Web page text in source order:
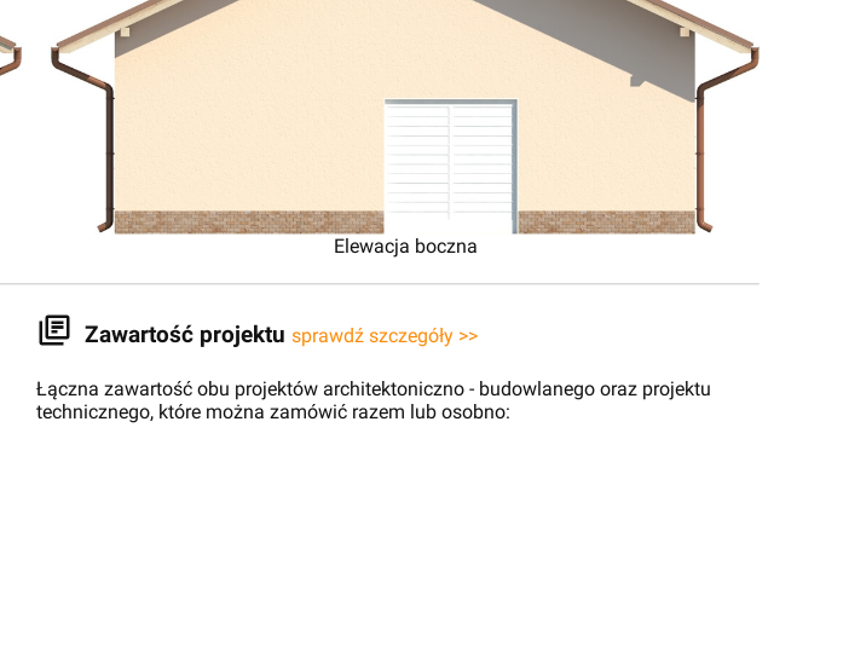
Elewacja boczna
Zawartość projektu sprawdź szczegóły >>
Łączna zawartość obu projektów architektoniczno - budowlanego oraz projektu
technicznego, które można zamówić razem lub osobno: